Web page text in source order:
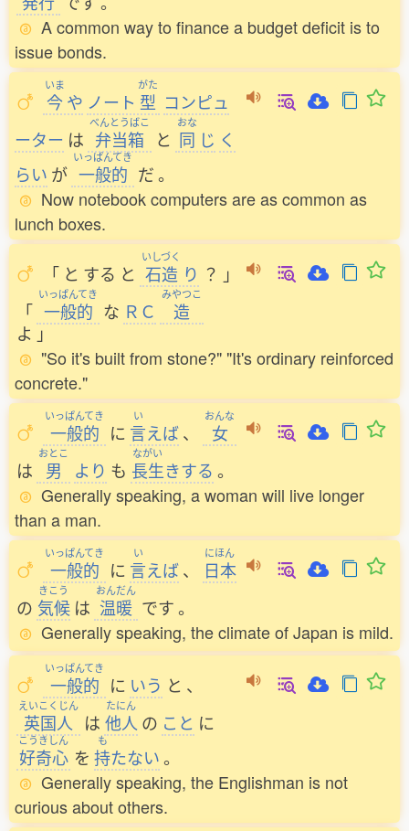
A common way to finance a budget deficit is to
issue bonds.
いま
今や ノート
がた
型 コンピュ
ーター は
べんとうばこ
弁当箱 と
おな
同 じ く
らい が
いっぱんてき
一般的 だ。
Now notebook computers are as common as
lunch boxes.
「 と する と
いしづく
石造 り ？ 」
「
いっぱんてき
一般的 な ＲＣ
みやつこ
造
よ 」
"So it's built from stone?" "It's ordinary reinforced
concrete."
いっぱんてき
一般的 に
い
言えば、
おんな
女
は
おとこ
男 より も
ながい
長生きする 。
Generally speaking, a woman will live longer
than a man.
いっぱんてき
一般的 に
い
言えば、
にほん
日本
の
きこう
気候 は
おんだん
温暖 です。
Generally speaking, the climate of Japan is mild.
いっぱんてき
一般的 に いう と 、
えいこくじん
英国人 は
たにん
他人 の こと に
こうきしん
好奇心 を
も
持たない。
Generally speaking, the Englishman is not
curious about others.